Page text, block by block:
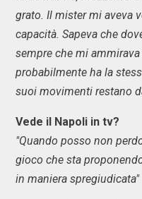
grato. Il mister mi aveva
capacità. Sapeva che
sempre che mi
probabilmente ha la
suoi movimenti restano
Vede il Napoli in tv?
"Quando posso non
gioco che sta
in maniera spregiudicata"